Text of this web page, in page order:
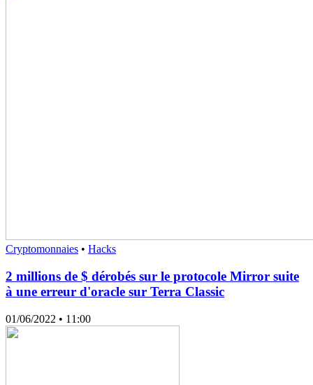
Cryptomonnaies • Hacks
2 millions de $ dérobés sur le protocole Mirror suite
à une erreur d'oracle sur Terra Classic
01/06/2022 • 11:00